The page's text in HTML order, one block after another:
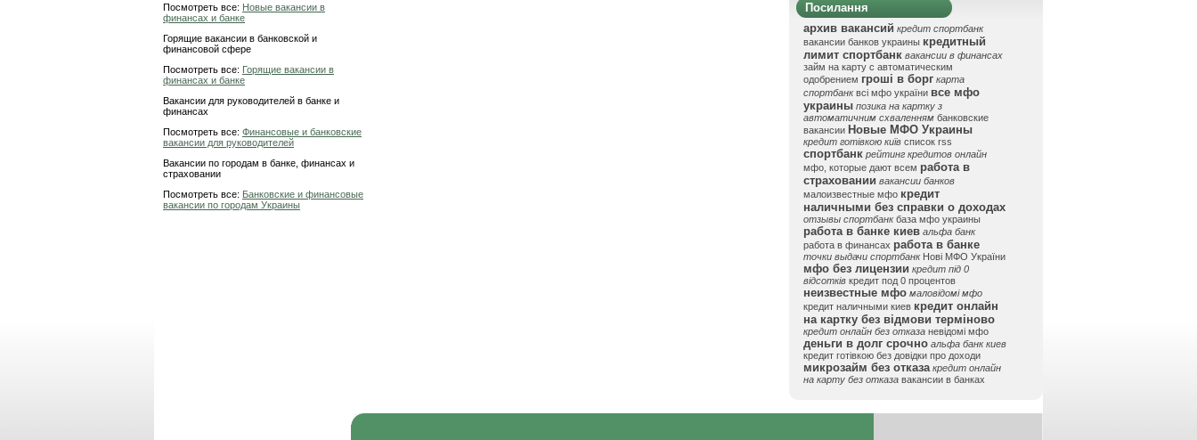
Посмотреть все: Новые вакансии в
финансах и банке
Горящие вакансии в банковской и
финансовой сфере
Посмотреть все: Горящие вакансии в
финансах и банке
Вакансии для руководителей в банке и
финансах
Посмотреть все: Финансовые и банковские
вакансии для руководителей
Вакансии по городам в банке, финансах и
страховании
Посмотреть все: Банковские и финансовые
вакансии по городам Украины
Посилання
архив вакансий кредит спортбанк
вакансии банков украины кредитный
лимит спортбанк вакансии в финансах
займ на карту с автоматическим
одобрением гроші в борг карта
спортбанк всі мфо україни все мфо
украины позика на картку з
автоматичним схваленням банковские
вакансии Новые МФО Украины
кредит готівкою київ список rss
спортбанк рейтинг кредитов онлайн
мфо, которые дают всем работа в
страховании вакансии банков
малоизвестные мфо кредит
наличными без справки о доходах
отзывы спортбанк база мфо украины
работа в банке киев альфа банк
работа в финансах работа в банке
точки выдачи спортбанк Нові МФО України
мфо без лицензии кредит під 0
відсотків кредит под 0 процентов
неизвестные мфо маловідомі мфо
кредит наличными киев кредит онлайн
на картку без відмови терміново
кредит онлайн без отказа невідомі мфо
деньги в долг срочно альфа банк киев
кредит готівкою без довідки про доходи
микрозайм без отказа кредит онлайн
на карту без отказа вакансии в банках